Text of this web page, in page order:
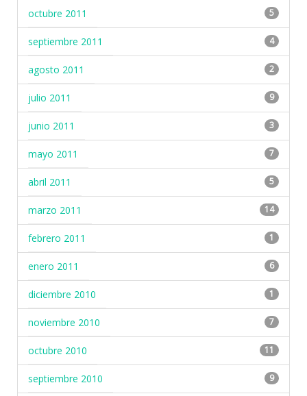
octubre 2011 5
septiembre 2011 4
agosto 2011 2
julio 2011 9
junio 2011 3
mayo 2011 7
abril 2011 5
marzo 2011 14
febrero 2011 1
enero 2011 6
diciembre 2010 1
noviembre 2010 7
octubre 2010 11
septiembre 2010 9